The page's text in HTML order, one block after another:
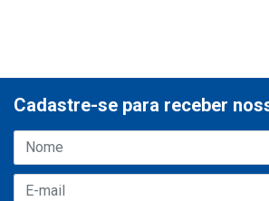
Cadastre-se para receber